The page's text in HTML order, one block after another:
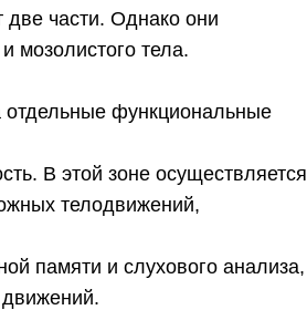
части. Однако они
тела.
отдельные функциональные
В этой зоне осуществляется
телодвижений,
памяти и слухового анализа,
движений.